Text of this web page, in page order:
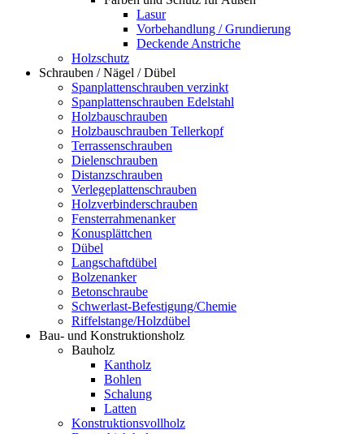
Lasur
Vorbehandlung / Grundierung
Deckende Anstriche
Holzschutz
Schrauben / Nägel / Dübel
Spanplattenschrauben verzinkt
Spanplattenschrauben Edelstahl
Holzbauschrauben
Holzbauschrauben Tellerkopf
Terrassenschrauben
Dielenschrauben
Distanzschrauben
Verlegeplattenschrauben
Holzverbinderschrauben
Fensterrahmenanker
Konusplättchen
Dübel
Langschaftdübel
Bolzenanker
Betonschraube
Schwerlast-Befestigung/Chemie
Riffelstange/Holzdübel
Bau- und Konstruktionsholz
Bauholz
Kantholz
Bohlen
Schalung
Latten
Konstruktionsvollholz